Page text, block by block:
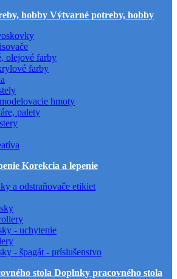
Výtvarné potreby, hobby
olejové farby
farby
hmoty
palety
Korekcia a lepenie
a odstraňovače etikiet
- uchytenie
- špagát - príslušenstvo
Doplnky pracovného stola